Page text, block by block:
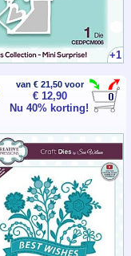
+1
van € 21,50 voor
€ 12,90
Nu 40% korting!